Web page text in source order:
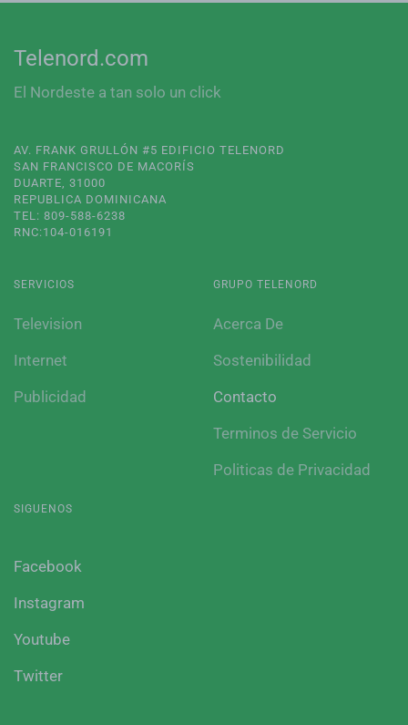
Telenord.com
El Nordeste a tan solo un click
AV. FRANK GRULLÓN #5 EDIFICIO TELENORD
SAN FRANCISCO DE MACORÍS
DUARTE, 31000
REPUBLICA DOMINICANA
TEL: 809-588-6238
RNC:104-016191
SERVICIOS
Television
Internet
Publicidad
GRUPO TELENORD
Acerca De
Sostenibilidad
Contacto
Terminos de Servicio
Politicas de Privacidad
SIGUENOS
Facebook
Instagram
Youtube
Twitter